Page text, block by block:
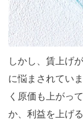
しかし、賃上げ
に悩まされてい
く原価も上がっ
か、利益を上げ